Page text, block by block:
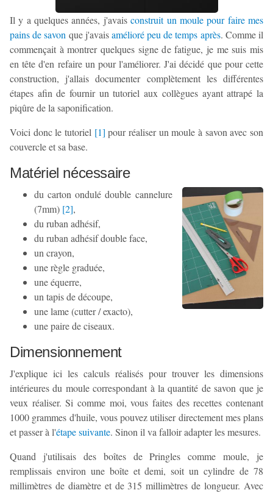
Il y a quelques années, j'avaisconstruit un moule pour faire mes
pains de savon que j'avaisamélioré peu de temps après. Comme il
commençait à montrer quelques signe de fatigue, je me suis mis
en tête d'en refaire un pour l'améliorer. J'ai décidé que pour cette
construction, j'allais documenter complètement les différentes
étapes afin de fournir un tutoriel aux collègues ayant attrapé la
piqûre de la saponification.
Voici donc le tutoriel [1] pour réaliser un moule à savon avec son
couvercle et sa base.
Matériel nécessaire
du carton ondulé double cannelure
(7mm) [2],
du ruban adhésif,
du ruban adhésif double face,
un crayon,
une règle graduée,
une équerre,
un tapis de découpe,
une lame (cutter / exacto),
une paire de ciseaux.
Dimensionnement
J'explique ici les calculs réalisés pour trouver les dimensions
intérieures du moule correspondant à la quantité de savon que je
veux réaliser. Si comme moi, vous faites des recettes contenant
1000 grammes d'huile, vous pouvez utiliser directement mes plans
et passer à l'étape suivante. Sinon il va falloir adapter les mesures.
Quand j'utilisais des boîtes de Pringles comme moule, je
remplissais environ une boîte et demi, soit un cylindre de 78
millimètres de diamètre et de 315 millimètres de longueur. Avec